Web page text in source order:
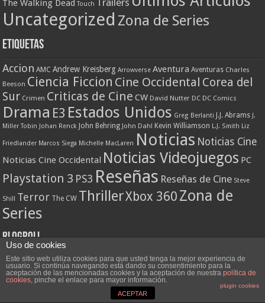
The Walking Dead Touch Trailers
Uncategorized Zona de Series
Etiquetas
Accion AMC Andrew Kreisberg Arrowverse Aventura Aventuras Charles
Beeson Ciencia Ficcion Cine Occidental Corea del
Sur Crimen Criticas de Cine CW David Nutter DC DC Comics
Drama E3 Estados Unidos Greg Berlanti J.J. Abrams J.
Miller Tobin
Johan Renck John Behring John Dahl Kevin Williamson L.J. Smith Liz
Friedlander Marcos Siega Michelle MacLaren Noticias Noticias Cine
Noticias Cine Occidental Noticias Videojuegos PC
Playstation 3 PS3 Reseñas Reseñas de Cine Steve
Shill Terror The CW ThrillerXbox 360 Zona de
Series
Blogroll
5KageS
Allzine
Uso de cookies
Este sitio web utiliza cookies para que usted tenga la mejor experiencia de
usuario. Si continúa navegando está dando su consentimiento para la
aceptación de las mencionadas cookies y la aceptación de nuestra política de
cookies, pinche el enlace para mayor información.
plugin cookies
ACEPTAR